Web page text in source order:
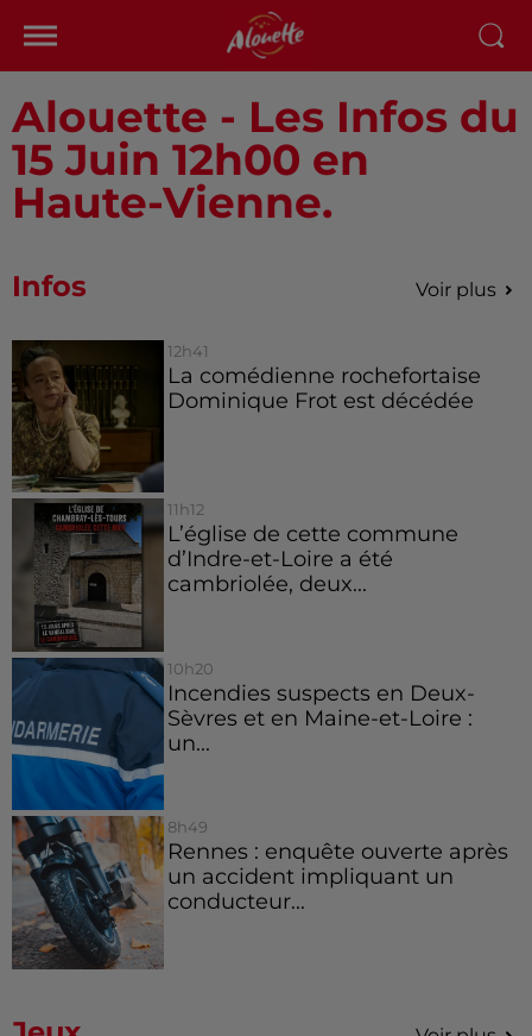
Alouette - Les Infos du
15 Juin 12h00 en
Haute-Vienne.
Infos Voir plus
12h41
La comédienne rochefortaise
Dominique Frot est décédée
11h12
L’église de cette commune
d’Indre-et-Loire a été
cambriolée, deux...
10h20
Incendies suspects en Deux-
Sèvres et en Maine-et-Loire :
un...
8h49
Rennes : enquête ouverte après
un accident impliquant un
conducteur...